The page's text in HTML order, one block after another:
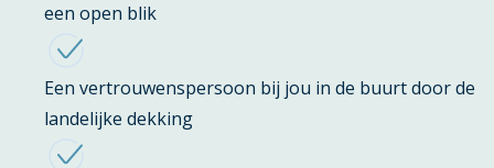
een open blik
Een vertrouwenspersoon bij jou in de buurt door de
landelijke dekking